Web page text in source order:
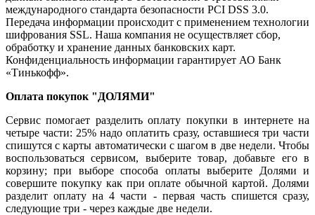
международного стандарта безопасности PCI DSS 3.0.
Передача информации происходит с применением технологии
шифрования SSL. Наша компания не осуществляет сбор,
обработку и хранение данных банковских карт.
Конфиденциальность информации гарантирует АО Банк
«Тинькофф».
Оплата покупок "ДОЛЯМИ"
Сервис помогает разделить оплату покупки в интернете на
четыре части: 25% надо оплатить сразу, оставшиеся три части
спишутся с карты автоматически с шагом в две недели. Чтобы
воспользоваться сервисом, выберите товар, добавьте его в
корзину; при выборе способа оплаты выберите Долями и
совершите покупку как при оплате обычной картой. Долями
разделит оплату на 4 части - первая часть спишется сразу,
следующие три - через каждые две недели.